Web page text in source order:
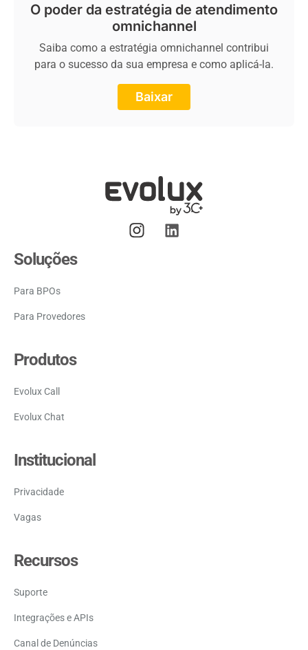
O poder da estratégia de atendimento
omnichannel
Saiba como a estratégia omnichannel contribui
para o sucesso da sua empresa e como aplicá-la.
Baixar
Soluções
Para BPOs
Para Provedores
Produtos
Evolux Call
Evolux Chat
Institucional
Privacidade
Vagas
Recursos
Suporte
Canal de Denúncias
Integrações e APIs